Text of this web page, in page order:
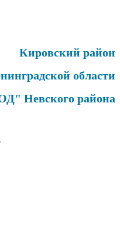
Кировский район
области
Невского района